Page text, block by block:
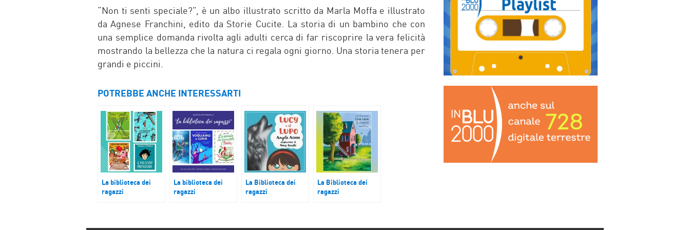
“Non ti senti speciale?”, è un albo illustrato scritto da Marla Moffa e illustrato
da Agnese Franchini, edito da Storie Cucite. La storia di un bambino che con
una semplice domanda rivolta agli adulti cerca di far riscoprire la vera felicità
mostrando la bellezza che la natura ci regala ogni giorno. Una storia tenera per
grandi e piccini.
POTREBBE ANCHE INTERESSARTI
La biblioteca dei
ragazzi
La biblioteca dei
ragazzi
La Biblioteca dei
ragazzi
La Biblioteca dei
ragazzi